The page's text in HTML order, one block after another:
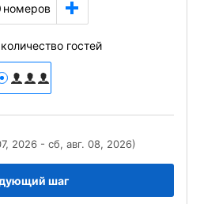
номеров
гостей
2026 - сб, авг. 08, 2026)
шаг